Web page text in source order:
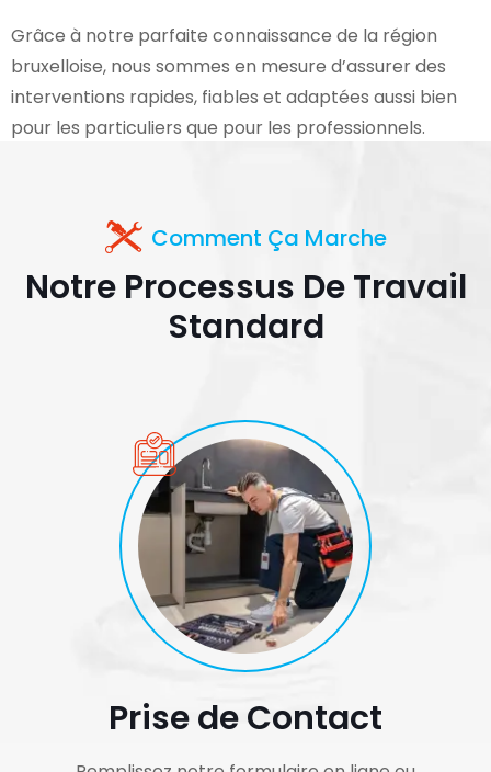
Grâce à notre parfaite connaissance de la région
bruxelloise, nous sommes en mesure d’assurer des
interventions rapides, fiables et adaptées aussi bien
pour les particuliers que pour les professionnels.
Comment Ça Marche
Notre Processus De Travail
Standard
Prise de Contact